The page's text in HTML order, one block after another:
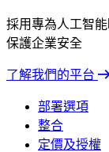
採用專為人工智
保護企業安全
了解我們的平台
部署選項
整合
定價及授權